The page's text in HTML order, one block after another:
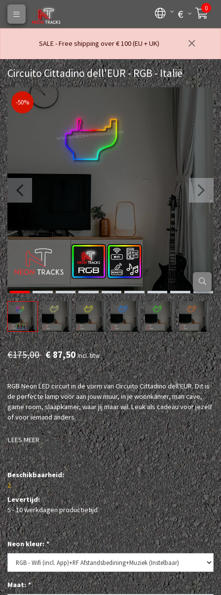
€ 0
SALE - Free shipping over € 100 (EU + UK)
Circuito Cittadino dell'EUR - RGB - Italië
-50%
€175,00 € 87,50Incl. btw
RGB Neon LED circuit in de vorm van Circuito Cittadino dell'EUR. Dit is
de perfecte lamp voor aan jouw muur, in je woonkamer, man cave,
game room, slaapkamer, waar jij maar wil. Leuk als cadeau voor jezelf
of voor iemand anders.
LEES MEER
Beschikbaarheid:
2
Levertijd:
5 - 10 werkdagen productietijd
Neon kleur:*
Maat:*